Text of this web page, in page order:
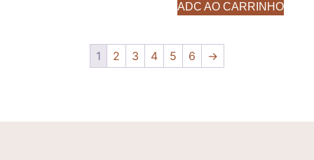
ADC AO CARRINHO
1 2 3 4 5 6 →